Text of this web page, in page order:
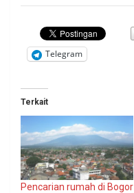
Telegram
Terkait
Pencarian rumah di Bogor